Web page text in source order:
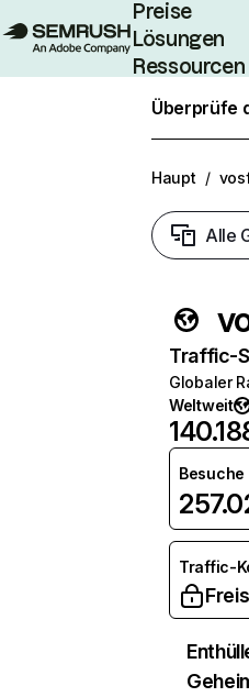
Preise
Lösungen
Ressourcen
Enterprise
Überprüfe
Haupt /
Alle
Traffic-
Globaler
Weltweit
Besuche
Traffic-